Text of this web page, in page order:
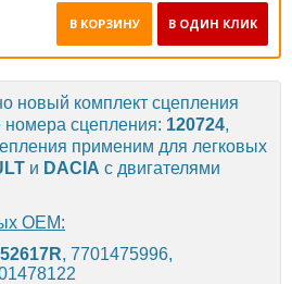
В ОДИН КЛИК
В КОРЗИНУ
новый комплект сцепления
сцепления: 120724,
применим для легковых
и DACIA с двигателями
OEM:
, 7701475996,